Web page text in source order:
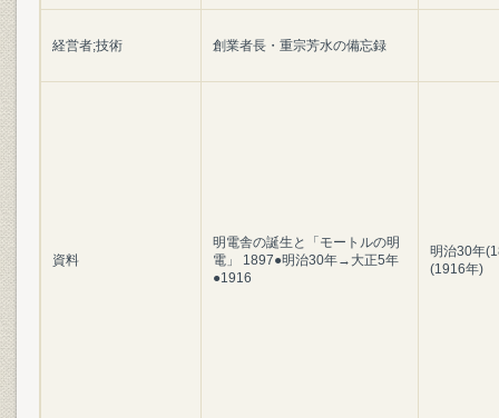
経営者;技術 創業者長・重宗芳水の備忘録
資料
明電舎の誕生と「モートルの明
電」 1897●明治30年→大正5年
●1916
明治30年
(1916年)